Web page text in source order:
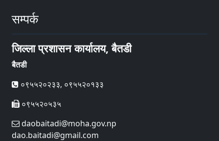
सम्पर्क
जिल्ला प्रशासन कार्यालय, बैतडी
बैतडी
०९५५२०२३३, ०९५५२०१३३
०९५५२०५३५
daobaitadi@moha.gov.np
dao.baitadi@gmail.com